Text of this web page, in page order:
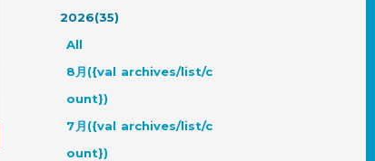
2026(35)
All
8月({val archives/list/c
ount})
7月({val archives/list/c
ount})